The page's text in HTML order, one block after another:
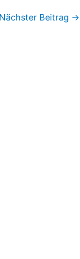
Nächster Beitrag →